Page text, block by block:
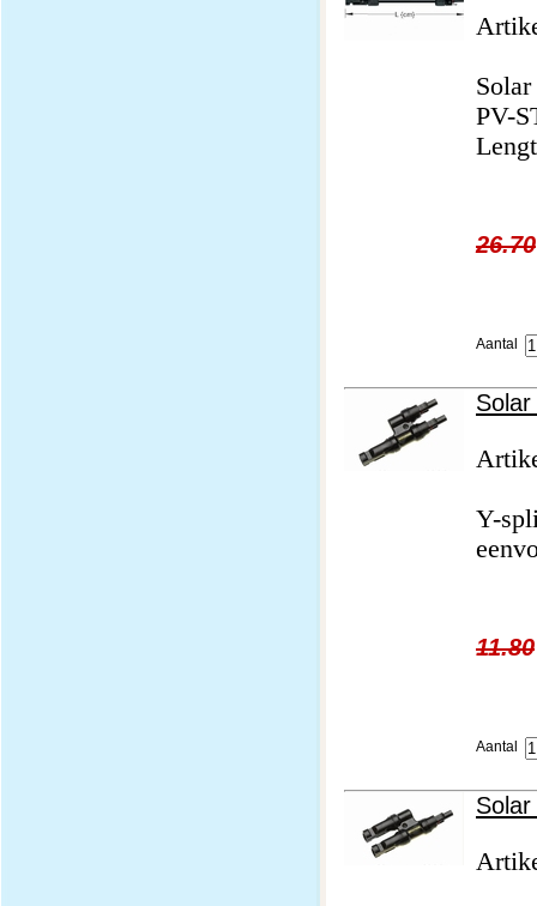
PV-
26.70
Aantal
Y-
11.80
Aantal